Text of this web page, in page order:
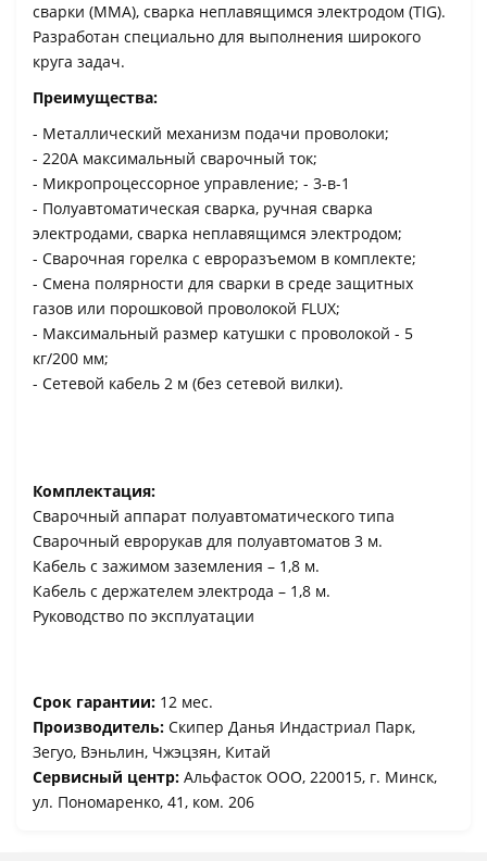
сварки (ММА), cварка неплавящимся электродом (TIG).
Разработан специально для выполнения широкого
круга задач.
Преимущества:
- Металлический механизм подачи проволоки;
- 220А максимальный сварочный ток;
- Микропроцессорное управление; - 3-в-1
- Полуавтоматическая сварка, ручная сварка
электродами, cварка неплавящимся электродом;
- Сварочная горелка с евроразъемом в комплекте;
- Смена полярности для сварки в среде защитных
газов или порошковой проволокой FLUX;
- Максимальный размер катушки с проволокой - 5
кг/200 мм;
- Сетевой кабель 2 м (без сетевой вилки).
Комплектация:
Сварочный аппарат полуавтоматического типа
Сварочный еврорукав для полуавтоматов 3 м.
Кабель с зажимом заземления – 1,8 м.
Кабель с держателем электрода – 1,8 м.
Руководство по эксплуатации
Срок гарантии: 12 мес.
Производитель: Скипер Данья Индастриал Парк,
Зегуо, Вэньлин, Чжэцзян, Китай
Сервисный центр: Альфасток ООО, 220015, г. Минск,
ул. Пономаренко, 41, ком. 206